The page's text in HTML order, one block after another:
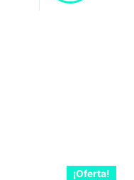
¡Oferta!